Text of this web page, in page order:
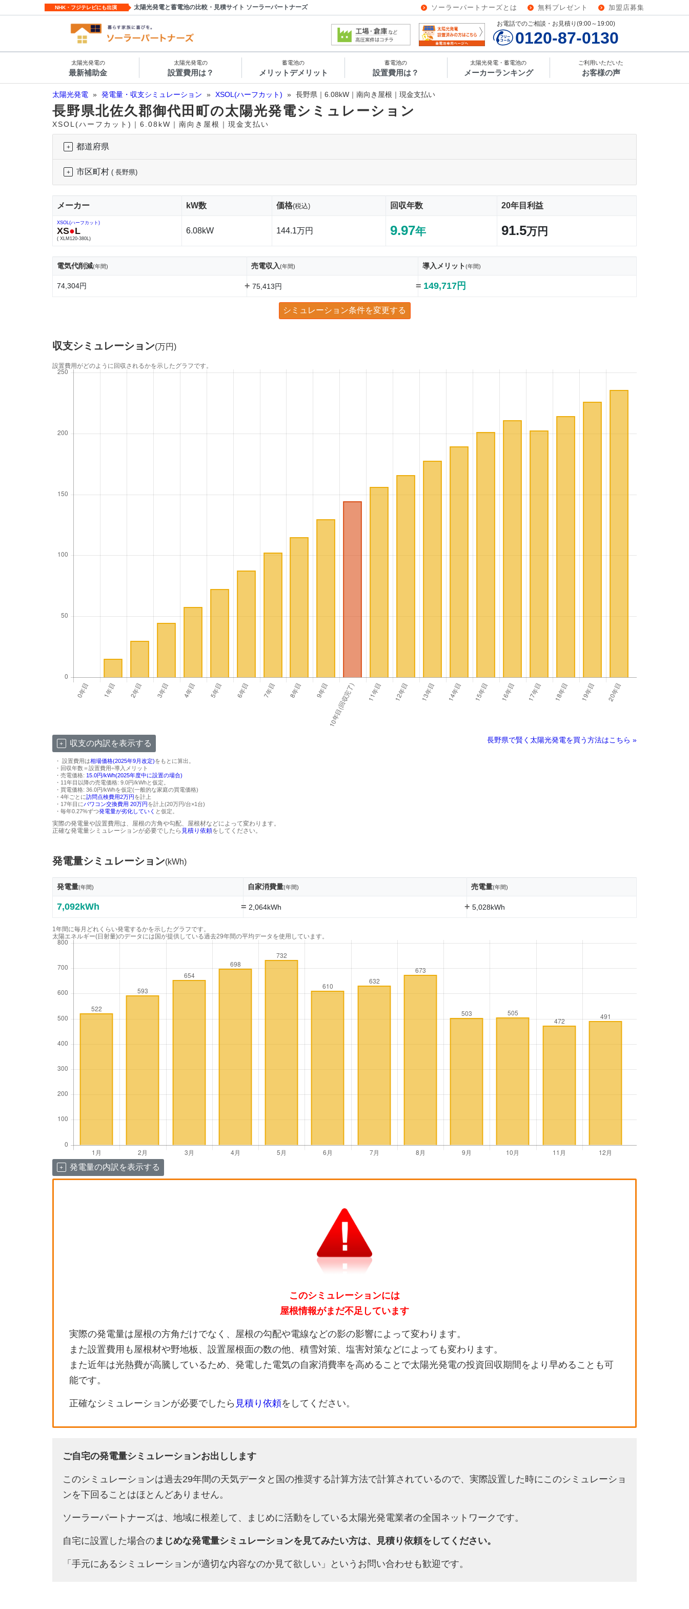
NHK・フジテレビにも出演 太陽光発電と蓄電池の比較・見積サイト ソーラーパートナーズ ソーラーパートナーズとは 無料プレゼント 加盟店募集
お電話でのご相談・お見積り(9:00～19:00)
0120-87-0130
太陽光発電の
最新補助金
太陽光発電の
設置費用は？
蓄電池の
メリットデメリット
蓄電池の
設置費用は？
太陽光発電・蓄電池の
メーカーランキング
ご利用いただいた
お客様の声
太陽光発電 » 発電量・収支シミュレーション » XSOL(ハーフカット) » 長野県｜6.08kW｜南向き屋根｜現金支払い
長野県北佐久郡御代田町の太陽光発電シミュレーション
XSOL(ハーフカット)｜6.08kW｜南向き屋根｜現金支払い
都道府県
市区町村 ( 長野県)
メーカー kW数 価格(税込) 回収年数 20年目利益
XSOL(ハーフカット)
XS●L
( XLM120-380L)
6.08kW 144.1万円 9.97年 91.5万円
電気代削減(年間) 売電収入(年間) 導入メリット(年間)
74,304円 + 75,413円 = 149,717円
シミュレーション条件を変更する
収支シミュレーション(万円)
設置費用がどのように回収されるかを示したグラフです。
収支の内訳を表示する 長野県で賢く太陽光発電を買う方法はこちら »
・ 設置費用は相場価格(2025年9月改定)をもとに算出。
・回収年数＝設置費用÷導入メリット
・売電価格: 15.0円/kWh(2025年度中に設置の場合)
・11年目以降の売電価格: 9.0円/kWhと仮定。
・買電価格: 36.0円/kWhを仮定(一般的な家庭の買電価格)
・4年ごとに訪問点検費用2万円を計上
・17年目にパワコン交換費用 20万円を計上(20万円/台×1台)
・毎年0.27%ずつ発電量が劣化していく と仮定。
実際の発電量や設置費用は、屋根の方角や勾配、屋根材などによって変わります。
正確な発電量シミュレーションが必要でしたら 見積り依頼をしてください。
発電量シミュレーション(kWh)
発電量(年間) 自家消費量(年間) 売電量(年間)
7,092kWh = 2,064kWh + 5,028kWh
1年間に毎月どれくらい発電するかを示したグラフです。
太陽エネルギー(日射量)のデータには国が提供している過去29年間の平均データを使用しています。
発電量の内訳を表示する
このシミュレーションには
屋根情報がまだ不足しています
実際の発電量は屋根の方角だけでなく、屋根の勾配や電線などの影の影響によって変わります。
また設置費用も屋根材や野地板、設置屋根面の数の他、積雪対策、塩害対策などによっても変わります。
また近年は光熱費が高騰しているため、発電した電気の自家消費率を高めることで太陽光発電の投資回収期間をより早めることも可
能です。
正確なシミュレーションが必要でしたら 見積り依頼をしてください。
ご自宅の発電量シミュレーションお出しします
このシミュレーションは過去29年間の天気データと国の推奨する計算方法で計算されているので、実際設置した時にこのシミュレーショ
ンを下回ることはほとんどありません。
ソーラーパートナーズは、地域に根差して、まじめに活動をしている太陽光発電業者の全国ネットワークです。
自宅に設置した場合のまじめな発電量シミュレーションを見てみたい方は、見積り依頼をしてください。
「手元にあるシミュレーションが適切な内容なのか見て欲しい」というお問い合わせも歓迎です。